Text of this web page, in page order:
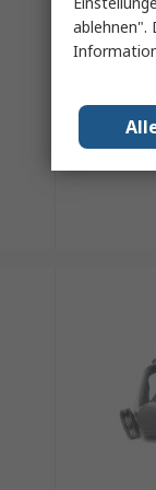
ablehnen".